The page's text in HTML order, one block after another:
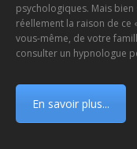
psychologiques. Mais
réellement la raison de ce
vous-même, de votre
consulter un hypnologue
En savoir plus...